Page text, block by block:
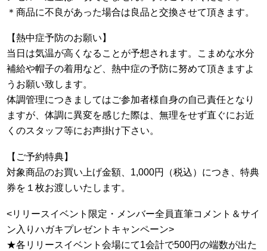
＊商品に不良があった場合は良品と交換させて頂きます。
【熱中症予防のお願い】
当日は気温が高くなることが予想されます。こまめな水分
補給や帽子の着用など、熱中症の予防に努めて頂きますよ
うお願い致します。
体調管理につきましてはご参加者様自身の自己責任となり
ますが、体調に異変を感じた際は、無理をせず直ぐにお近
くのスタッフ等にお声掛け下さい。
【ご予約特典】
対象商品のお買い上げ金額、1,000円（税込）につき、特典
券を１枚お渡しいたします。
<リリースイベント限定・メンバー全員直筆コメント＆サイ
ン入りハガキプレゼントキャンペーン>
★各リリースイベント会場にて1会計で500円の端数が出た